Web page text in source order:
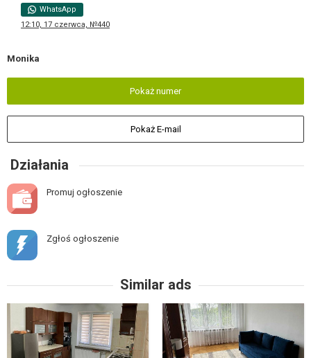
WhatsApp
12:10, 17 czerwca, №440
Monika
Pokaż numer
Pokaż E-mail
Działania
Promuj ogłoszenie
Zgłoś ogłoszenie
Similar ads